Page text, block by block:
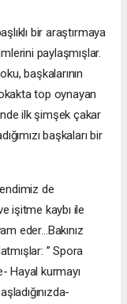
bir araştırmaya
paylaşmışlar.
başkalarının
top oynayan
ilk şimşek çakar
başkaları bir
de
işitme kaybı ile
eder…Bakınız
” Spora
Hayal kurmayı